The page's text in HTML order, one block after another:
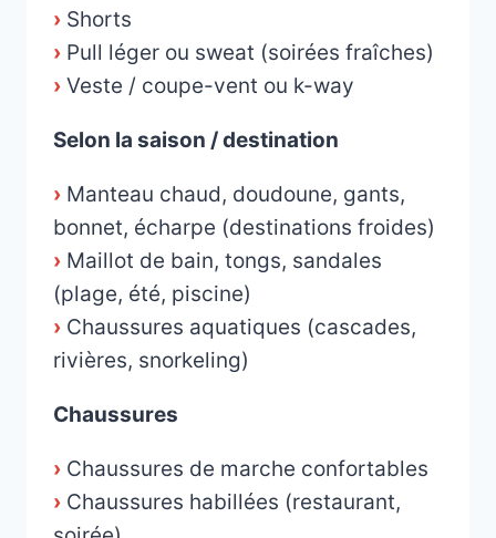
› Shorts
› Pull léger ou sweat (soirées fraîches)
› Veste / coupe-vent ou k-way
Selon la saison / destination
› Manteau chaud, doudoune, gants,
bonnet, écharpe (destinations froides)
› Maillot de bain, tongs, sandales
(plage, été, piscine)
› Chaussures aquatiques (cascades,
rivières, snorkeling)
Chaussures
› Chaussures de marche confortables
› Chaussures habillées (restaurant,